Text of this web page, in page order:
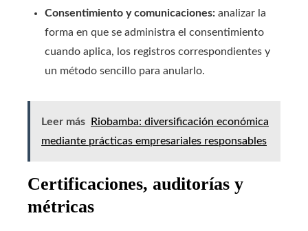
Consentimiento y comunicaciones: analizar la
forma en que se administra el consentimiento
cuando aplica, los registros correspondientes y
un método sencillo para anularlo.
Leer más
Riobamba: diversificación económica
mediante prácticas empresariales responsables
Certificaciones, auditorías y
métricas